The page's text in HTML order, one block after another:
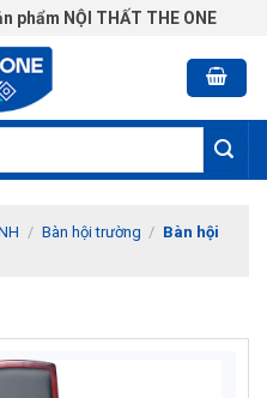
phẩm NỘI THẤT THE ONE
/ Bàn hội trường / Bàn hội